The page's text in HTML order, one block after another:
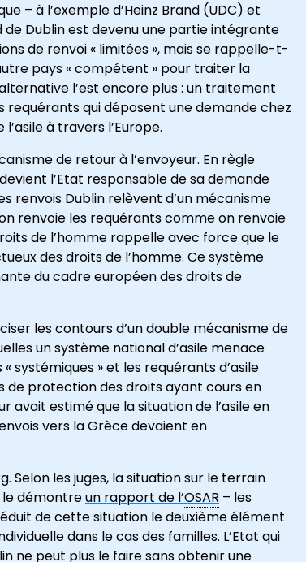
– à l’exemple d’Heinz Brand (UDC) et
Dublin est devenu une partie intégrante
de renvoi « limitées », mais se rappelle-t-
pays « compétent » pour traiter la
l’est encore plus : un traitement
requérants qui déposent une demande chez
à travers l’Europe.
de retour à l’envoyeur. En règle
l’Etat responsable de sa demande
renvois Dublin relèvent d’un mécanisme
renvoie les requérants comme on renvoie
de l’homme rappelle avec force que le
des droits de l’homme. Ce système
du cadre européen des droits de
les contours d’un double mécanisme de
un système national d’asile menace
systémiques » et les requérants d’asile
de protection des droits ayant cours en
avait estimé que la situation de l’asile en
vers la Grèce devaient en
Selon les juges, la situation sur le terrain
le démontreun rapport de l’OSAR – les
de cette situation le deuxième élément
dans le cas des familles. L’Etat qui
ne peut plus le faire sans obtenir une